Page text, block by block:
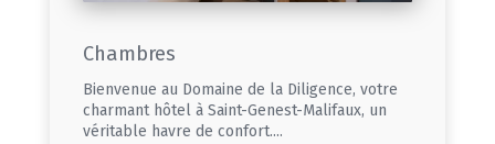
Chambres
Bienvenue au Domaine de la Diligence, votre
charmant hôtel à Saint-Genest-Malifaux, un
véritable havre de confort....